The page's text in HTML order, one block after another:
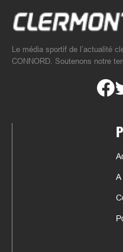
Le média sportif de l’actualité
CONNORD. Soutenons notre
A